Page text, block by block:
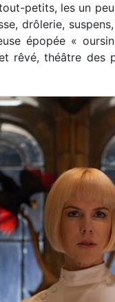
petits, les un
drôlerie,
épopée «
rêvé, théâtre des